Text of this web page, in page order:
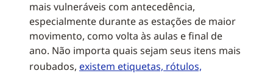
mais vulneráveis com antecedência,
especialmente durante as estações de maior
movimento, como volta às aulas e final de
ano. Não importa quais sejam seus itens mais
roubados, existem etiquetas, rótulos,